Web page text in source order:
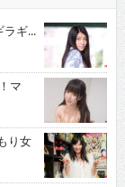
ギ...
マ
り女